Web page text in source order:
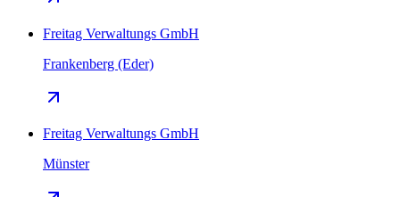
Freitag Verwaltungs GmbH
Frankenberg (Eder)
Freitag Verwaltungs GmbH
Münster